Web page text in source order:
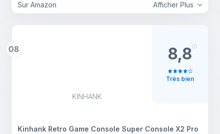
Afficher Plus
Sur Amazon
08
KINHANK
Kinhank Retro Game Console Super Console X2 Pro
8,8
Très bien